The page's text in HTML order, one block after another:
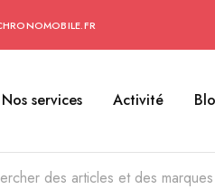
Nos services Activité